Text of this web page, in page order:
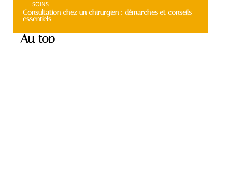
SOINS
Consultation chez un chirurgien : démarches et conseils
essentiels
Au top